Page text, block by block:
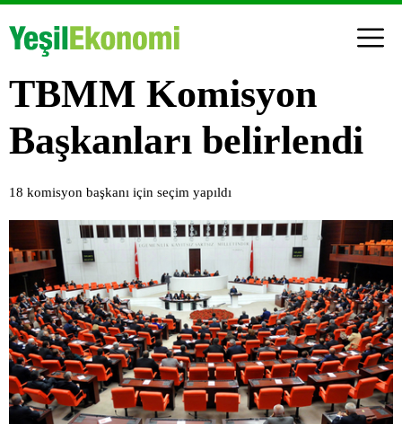
TBMM Komisyon
Başkanları belirlendi
18 komisyon başkanı için seçim yapıldı